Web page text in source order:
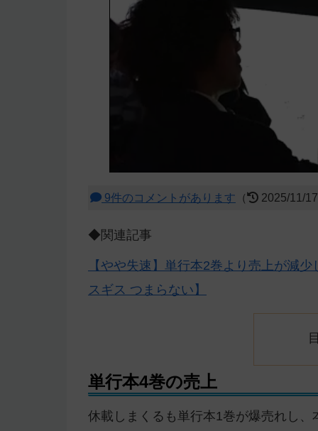
9件のコメントがあります （ 2025/11/
◆関連記事
【やや失速】単行本2巻より売上が減
スギス つまらない】
単行本4巻の売上
休載しまくるも単行本1巻が爆売れし